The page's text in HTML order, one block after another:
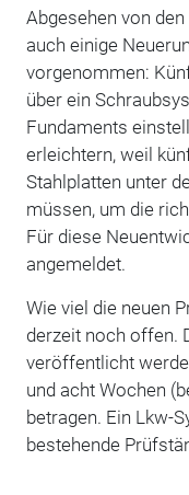
Abgesehen von
auch einige
vorgenommen:
über ein
Fundaments
erleichtern, weil
Stahlplatten unter
müssen, um die
Für diese
angemeldet.
Wie viel die neuen
derzeit noch offen.
veröffentlicht
und acht Wochen
betragen. Ein Lkw-
bestehende